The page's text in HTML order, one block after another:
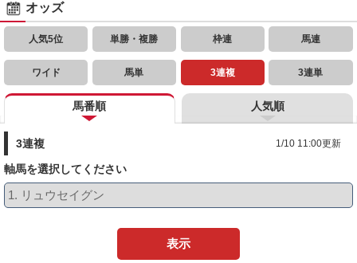
オッズ
人気5位 単勝・複勝 枠連 馬連
ワイド 馬単 3連複 3連単
馬番順 人気順
3連複 1/10 11:00更新
軸馬を選択してください
表示